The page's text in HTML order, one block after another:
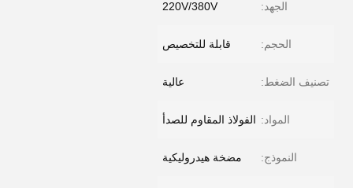
الجهد: 220V/380V
الحجم: قابلة للتخصيص
تصنيف الضغط: عالية
المواد: الفولاذ المقاوم للصدأ
النموذج: مضخة هيدروليكية